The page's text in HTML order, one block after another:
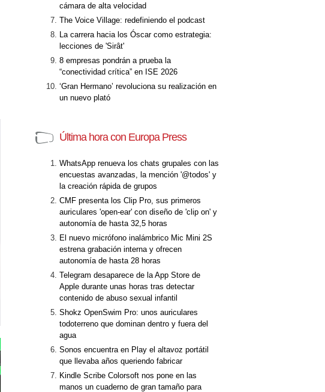
cámara de alta velocidad
The Voice Village: redefiniendo el podcast
La carrera hacia los Óscar como estrategia:
lecciones de 'Sirât'
8 empresas pondrán a prueba la
“conectividad crítica” en ISE 2026
‘Gran Hermano’ revoluciona su realización en
un nuevo plató
Última hora con Europa Press
WhatsApp renueva los chats grupales con las
encuestas avanzadas, la mención '@todos' y
la creación rápida de grupos
CMF presenta los Clip Pro, sus primeros
auriculares 'open-ear' con diseño de 'clip on' y
autonomía de hasta 32,5 horas
El nuevo micrófono inalámbrico Mic Mini 2S
estrena grabación interna y ofrecen
autonomía de hasta 28 horas
Telegram desaparece de la App Store de
Apple durante unas horas tras detectar
contenido de abuso sexual infantil
Shokz OpenSwim Pro: unos auriculares
todoterreno que dominan dentro y fuera del
agua
Sonos encuentra en Play el altavoz portátil
que llevaba años queriendo fabricar
Kindle Scribe Colorsoft nos pone en las
manos un cuaderno de gran tamaño para